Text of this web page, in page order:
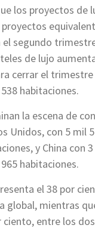
los proyectos de
el segundo
de lujo
cerrar el trimestre
habitaciones.
la escena de
Unidos, con 5 mil
y China con
habitaciones.
el 38 por
global, mientras
ciento, entre los